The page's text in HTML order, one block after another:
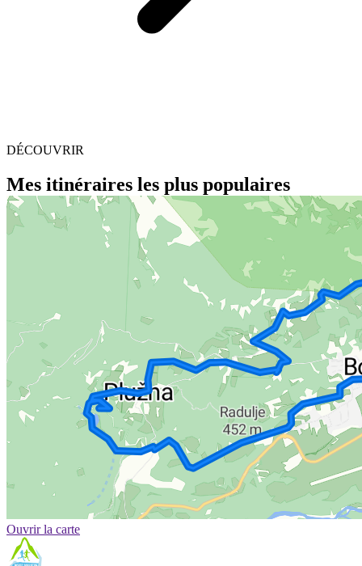
DÉCOUVRIR
Mes itinéraires les plus populaires
Ouvrir la carte